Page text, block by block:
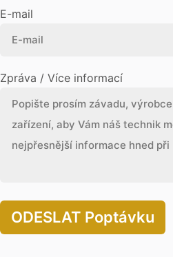
E-mail
Zpráva / Více informací
ODESLAT Poptávku